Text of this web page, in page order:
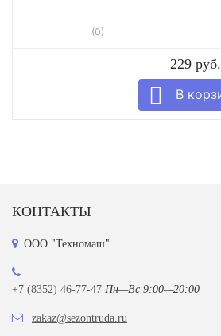
(0)
229 руб.
КОНТАКТЫ
ООО "Техномаш"
+7 (8352) 46-77-47 Пн—Вс 9:00—20:00
zakaz@sezontruda.ru